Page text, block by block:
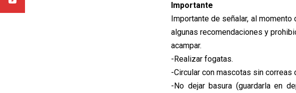
Importante
Importante de señalar, al
algunas recomendaciones y
acampar.
-Realizar fogatas.
-Circular con mascotas sin correas
-No dejar basura (guardarla en